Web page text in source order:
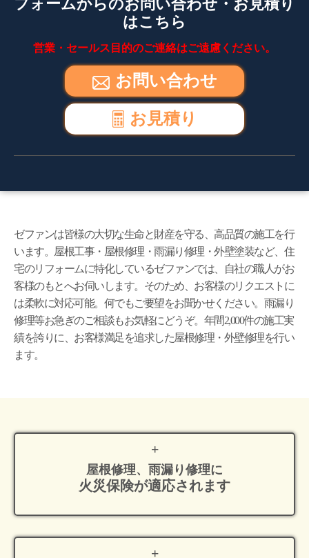
フォームからのお問い合わせ・お見積り
はこちら
営業・セールス目的のご連絡はご遠慮ください。
お問い合わせ
お見積り
ゼファンは皆様の大切な生命と財産を守る、高品質の施工を行
います。屋根工事・屋根修理・雨漏り修理・外壁塗装など、住
宅のリフォームに特化しているゼファンでは、自社の職人がお
客様のもとへお伺いします。そのため、お客様のリクエストに
は柔軟に対応可能。何でもご要望をお聞かせください。雨漏り
修理等お急ぎのご相談もお気軽にどうぞ。年間2,000件の施工実
績を誇りに、お客様満足を追求した屋根修理・外壁修理を行い
ます。
屋根修理、雨漏り修理に
火災保険が適応されます